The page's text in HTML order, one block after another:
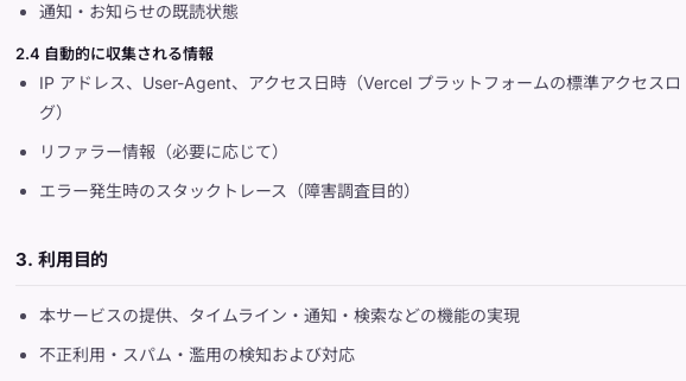
通知・お知らせの既読状態
2.4 自動的に収集される情報
IP アドレス、User-Agent、アクセス日時（Vercel プラットフォームの標準アクセスロ
グ）
リファラー情報（必要に応じて）
エラー発生時のスタックトレース（障害調査目的）
3. 利用目的
本サービスの提供、タイムライン・通知・検索などの機能の実現
不正利用・スパム・濫用の検知および対応